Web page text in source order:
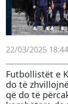
22/03/2025 18:44
Futbollistët e
do të
që do të